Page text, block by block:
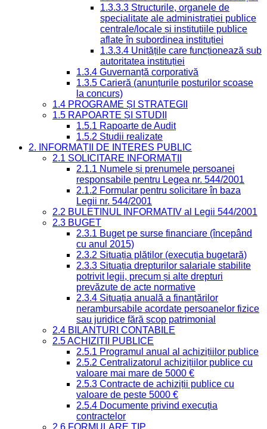
1.3.3.3 Structurile, organele de
specialitate ale administrației publice
centrale/locale și instituțiile publice
aflate în subordinea instituției
1.3.3.4 Unitățile care funcționează sub
autoritatea instituției
1.3.4 Guvernanță corporativă
1.3.5 Carieră (anunțurile posturilor scoase
la concurs)
1.4 PROGRAME ȘI STRATEGII
1.5 RAPOARTE ȘI STUDII
1.5.1 Rapoarte de Audit
1.5.2 Studii realizate
2. INFORMAȚII DE INTERES PUBLIC
2.1 SOLICITARE INFORMAȚII
2.1.1 Numele și prenumele persoanei
responsabile pentru Legea nr. 544/2001
2.1.2 Formular pentru solicitare în baza
Legii nr. 544/2001
2.2 BULETINUL INFORMATIV al Legii 544/2001
2.3 BUGET
2.3.1 Buget pe surse financiare (începând
cu anul 2015)
2.3.2 Situația plăților (execuția bugetară)
2.3.3 Situația drepturilor salariale stabilite
potrivit legii, precum și alte drepturi
prevăzute de acte normative
2.3.4 Situația anuală a finanțărilor
nerambursabile acordate persoanelor fizice
sau juridice fără scop patrimonial
2.4 BILANȚURI CONTABILE
2.5 ACHIZIȚII PUBLICE
2.5.1 Programul anual al achizițiilor publice
2.5.2 Centralizatorul achizițiilor publice cu
valoare mai mare de 5000 €
2.5.3 Contracte de achiziții publice cu
valoare de peste 5000 €
2.5.4 Documente privind execuția
contractelor
2.6 FORMULARE TIP